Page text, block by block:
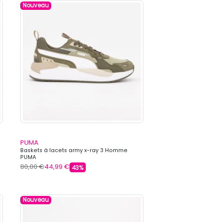
Nouveau
PUMA
Baskets à lacets army x-ray 3 Homme
PUMA
80,00 €44,99 € 43%
Nouveau